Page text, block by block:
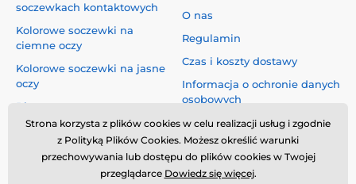
soczewkach kontaktowych
Kolorowe soczewki na
ciemne oczy
Kolorowe soczewki na jasne
oczy
Blog
O nas
Regulamin
Czas i koszty dostawy
Informacja o ochronie danych
osobowych
Reklamacje i Odstąpienie od
Umowy
Bezpieczeństwo i jakość bez
kompromisów
Strona korzysta z plików cookies w celu realizacji usług i zgodnie
z Polityką Plików Cookies. Możesz określić warunki
przechowywania lub dostępu do plików cookies w Twojej
przeglądarce Dowiedz się więcej.